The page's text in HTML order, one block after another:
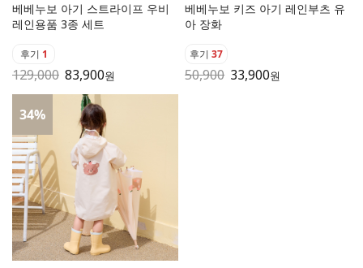
베베누보 아기 스트라이프 우비
레인용품 3종 세트
후기 1
129,000 83,900원
베베누보 키즈 아기 레인부츠 유
아 장화
후기37
50,900 33,900원
34%